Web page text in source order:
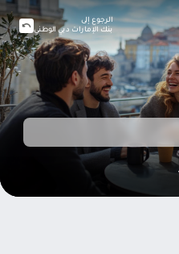
الرجوع إلى
بنك الإمارات دبي الوطني